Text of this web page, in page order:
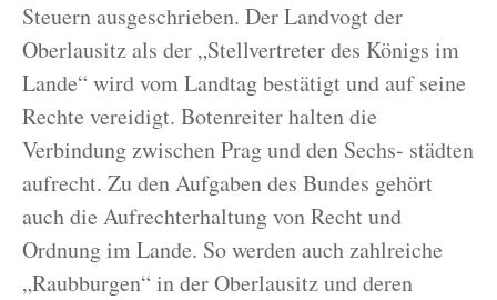
Steuern ausgeschrieben. Der Landvogt der
Oberlausitz als der „Stellvertreter des Königs im
Lande“ wird vom Landtag bestätigt und auf seine
Rechte vereidigt. Botenreiter halten die
Verbindung zwischen Prag und den Sechs- städten
aufrecht. Zu den Aufgaben des Bundes gehört
auch die Aufrechterhaltung von Recht und
Ordnung im Lande. So werden auch zahlreiche
„Raubburgen“ in der Oberlausitz und deren